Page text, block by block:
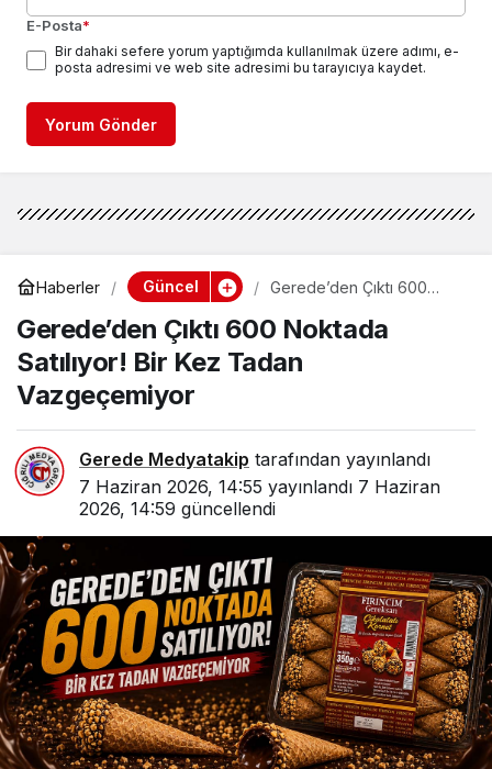
E-Posta*
Bir dahaki sefere yorum yaptığımda kullanılmak üzere adımı, e-
posta adresimi ve web site adresimi bu tarayıcıya kaydet.
Yorum Gönder
Haberler Güncel
Gerede’den Çıktı 600
Tadan Vazgeçemiyor
Gerede’den Çıktı 600 Noktada
Satılıyor! Bir Kez Tadan
Vazgeçemiyor
Gerede Medyatakip tarafından yayınlandı
7 Haziran 2026, 14:55 yayınlandı 7 Haziran
2026, 14:59 güncellendi